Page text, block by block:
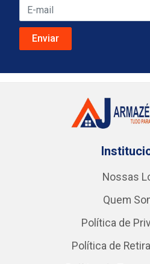
Nossas
Quem
Política de
Política de